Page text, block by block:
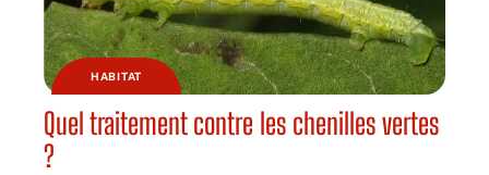
HABITAT
Quel traitement contre les chenilles vertes
?